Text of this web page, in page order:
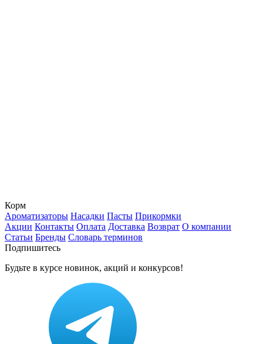
Корм
Ароматизаторы Насадки Пасты Прикормки
Акции Контакты Оплата Доставка Возврат О компании
Статьи Бренды Словарь терминов
Подпишитесь
Будьте в курсе новинок, акций и конкурсов!